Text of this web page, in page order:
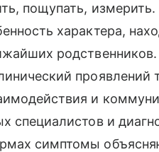
пощупать,
характера,
и
специалистов и
симптомы